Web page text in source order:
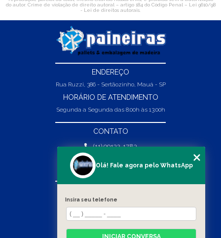
do autor. Crime de violação de direito autoral – artigo 184 do Código Penal – Lei 9610/98
- Lei de direitos autorais.
ENDEREÇO
Rua Ruzzi, 386 - Sertãozinho, Mauá - SP
HORÁRIO DE ATENDIMENTO
Segunda a Segunda das 8:00h às 13:00h
CONTATO
(11) 99132-1783
(11) 99132-1783
vendas@abpaineiras.com.br
SOBRE NÓS
PRODUTOS
Olá! Fale agora pelo WhatsApp
Insira seu telefone
INICIAR CONVERSA